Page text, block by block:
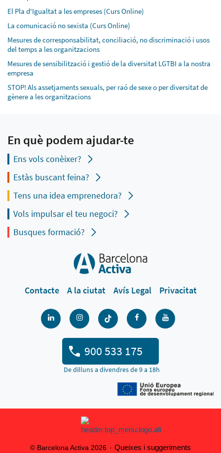
El Pla d'Igualtat a les empreses (Curs Online)
La comunicació no sexista (Curs Online)
Mesures de corresponsabilitat, conciliació, no discriminació i usos
del temps a les organitzacions
Mesures de sensibilització i gestió de la diversitat LGTBI a la nostra
empresa
STOP! Als assetjaments sexuals, per raó de sexe o per diversitat de
gènere a les organitzacions
En què podem ajudar-te
Ens vols conèixer?
Estàs buscant feina?
Tens una idea emprenedora?
Vols impulsar el teu negoci?
Busques formació?
Contacte A la ciutat Avís Legal Privacitat
900 533 175
De dilluns a divendres de 9 a 18h
© Barcelona Activa 2026 Queixes i suggeriments